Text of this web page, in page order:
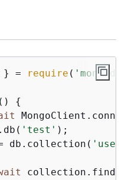
} = require ( 'mongodb'
( ) {
'test' );
db.collection(
collection.find(